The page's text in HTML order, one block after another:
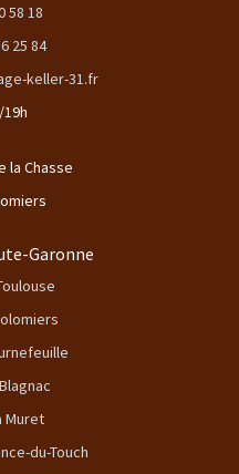
58 18
25 84
keller-31.fr
la Chasse
Garonne
Muret
du-Touch